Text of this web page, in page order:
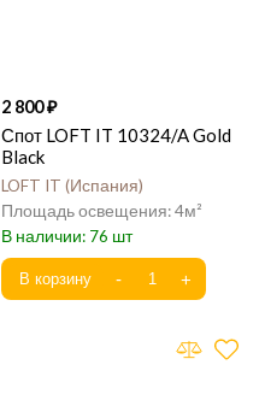
2 800
Спот LOFT IT 10324/A Gold
Black
LOFT IT Испания
4
76